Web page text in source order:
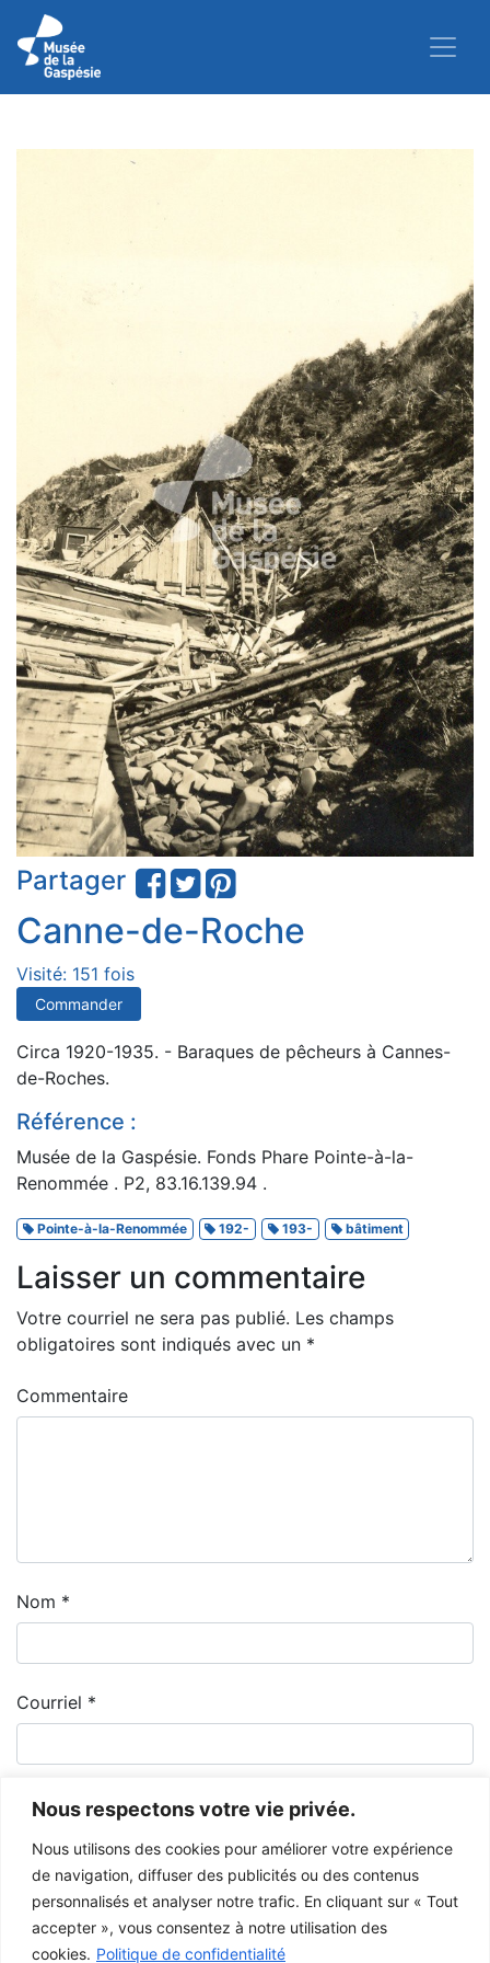
Nous respectons votre vie privée.
Nous utilisons des cookies pour améliorer votre expérience
de navigation, diffuser des publicités ou des contenus
personnalisés et analyser notre trafic. En cliquant sur « Tout
accepter », vous consentez à notre utilisation des
cookies. Politique de confidentialité
Partager
Canne-de-Roche
Visité: 151 fois
Commander
Circa 1920-1935. - Baraques de pêcheurs à Cannes-
de-Roches.
Référence :
Musée de la Gaspésie. Fonds Phare Pointe-à-la-
Renommée . P2, 83.16.139.94 .
Pointe-à-la-Renommée 192- 193- bâtiment
Laisser un commentaire
Votre courriel ne sera pas publié. Les champs
obligatoires sont indiqués avec un *
Commentaire
Nom *
Courriel *